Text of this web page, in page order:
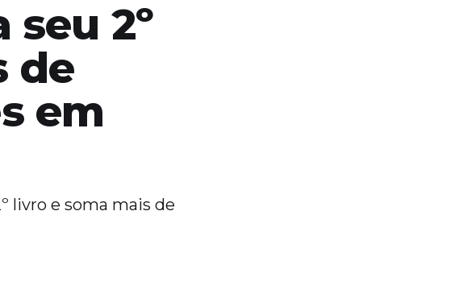
seu 2º
de
em
livro e soma mais de